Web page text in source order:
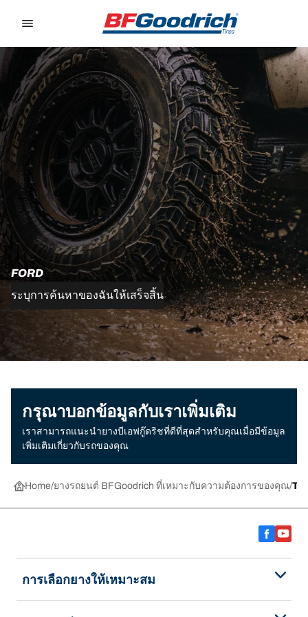
FORD
ระบุการค้นหาของฉันให้เสร็จสิ้น
กรุณาบอกข้อมูลกับเราเพิ่มเติม
เราสามารถแนะนำยางบีเอฟกู๊ดริชที่ดีที่สุดสำหรับคุณเมื่อมีข้อมูล
เพิ่มเติมเกี่ยวกับรถของคุณ
Home ยางรถยนต์ BFGoodrich ที่เหมาะกับความต้องการของคุณ
การเลือกยางให้เหมาะสม